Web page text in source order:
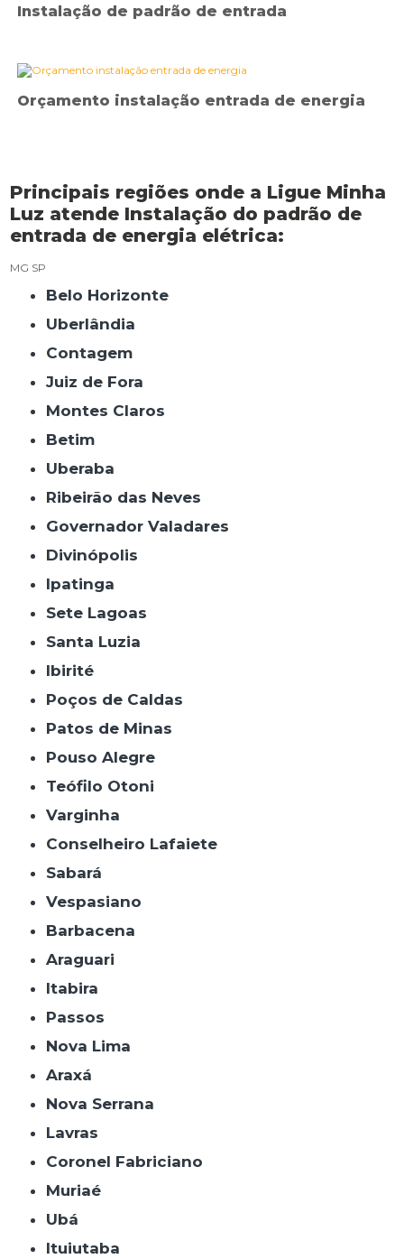
Instalação de padrão de entrada
Orçamento instalação entrada de energia
Principais regiões onde a Ligue Minha
Luz atende Instalação do padrão de
entrada de energia elétrica:
MG SP
Belo Horizonte
Uberlândia
Contagem
Juiz de Fora
Montes Claros
Betim
Uberaba
Ribeirão das Neves
Governador Valadares
Divinópolis
Ipatinga
Sete Lagoas
Santa Luzia
Ibirité
Poços de Caldas
Patos de Minas
Pouso Alegre
Teófilo Otoni
Varginha
Conselheiro Lafaiete
Sabará
Vespasiano
Barbacena
Araguari
Itabira
Passos
Nova Lima
Araxá
Nova Serrana
Lavras
Coronel Fabriciano
Muriaé
Ubá
Ituiutaba